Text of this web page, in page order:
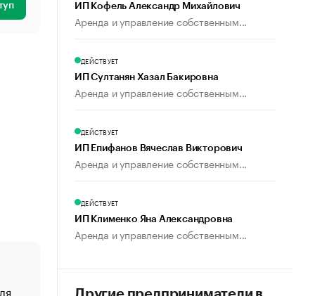
«От спорта тело стареет иначе». Как живет глава
ИП Кофель Александр Михайлович
Аренда и управление собственным...
ДЕЙСТВУЕТ
ИП Султанян Хазал Бакировна
Аренда и управление собственным...
ДЕЙСТВУЕТ
ИП Епифанов Вячеслав Викторович
Аренда и управление собственным...
ДЕЙСТВУЕТ
ИП Клименко Яна Александровна
Аренда и управление собственным...